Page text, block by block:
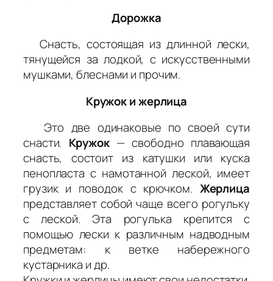
Дорожка
Снасть, состоящая из длинной лески,
тянущейся за лодкой, с искусственными
мушками, блеснами и прочим.
Кружок и жерлица
Это две одинаковые по своей сути
снасти. Кружок— свободно плавающая
снасть, состоит из катушки или куска
пенопласта с намотанной леской, имеет
грузик и поводок с крючком. Жерлица
представляет собой чаще всего рогульку
с леской. Эта рогулька крепится с
помощью лески к различным надводным
предметам: к ветке набережного
кустарника и др.